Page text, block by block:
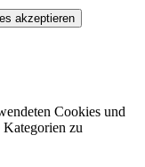
akzeptieren
Cookies und
zu